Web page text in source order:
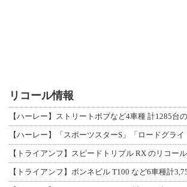
リコール情報
【ハーレー】ストリートボブなど4車種 計1285台
【トライアンフ】スピードトリプル RX のリコー